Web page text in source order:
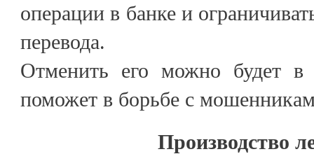
операции в банке и
перевода.
Отменить его можно будет
поможет в борьбе с
Производство